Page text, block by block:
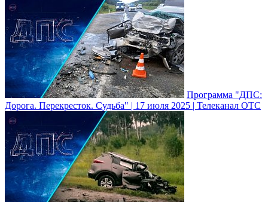
Программа "ДПС:
Дорога. Перекресток. Судьба" | 17 июля 2025 | Телеканал ОТС